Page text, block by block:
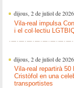
dijous, 2 de juliol de 2026
Vila-real impulsa
i el col·lectiu
dijous, 2 de juliol de 2026
Vila-real repartirà
Cristòfol en una
transportistes